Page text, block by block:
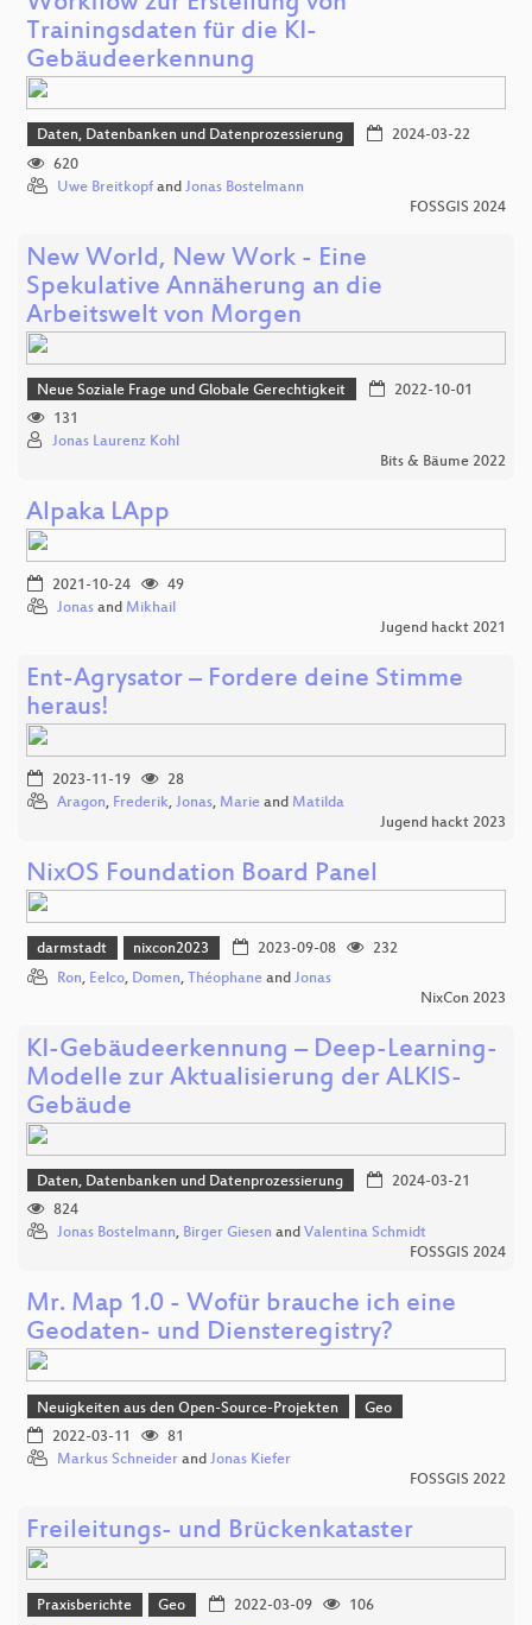
Trainingsdaten für die KI-
Gebäudeerkennung
Daten, Datenbanken und Datenprozessierung
2024-03-22
620
Uwe Breitkopf and Jonas Bostelmann
FOSSGIS 2024
New World, New Work - Eine
Spekulative Annäherung an die
Arbeitswelt von Morgen
Neue Soziale Frage und Globale Gerechtigkeit
2022-10-01
131
Jonas Laurenz Kohl
Bits & Bäume 2022
Alpaka LApp
2021-10-24
49
Jonas and Mikhail
Jugend hackt 2021
Ent-Agrysator – Fordere deine Stimme
heraus!
2023-11-19
28
Aragon, Frederik, Jonas, Marie and Matilda
Jugend hackt 2023
NixOS Foundation Board Panel
darmstadt nixcon2023 2023-09-08
232
Ron, Eelco, Domen, Théophane and Jonas
NixCon 2023
KI-Gebäudeerkennung – Deep-Learning-
Modelle zur Aktualisierung der ALKIS-
Gebäude
Daten, Datenbanken und Datenprozessierung
2024-03-21
824
Jonas Bostelmann, Birger Giesen and Valentina Schmidt
FOSSGIS 2024
Mr. Map 1.0 - Wofür brauche ich eine
Geodaten- und Diensteregistry?
Neuigkeiten aus den Open-Source-Projekten
Geo
2022-03-11
81
Markus Schneider and Jonas Kiefer
FOSSGIS 2022
Freileitungs- und Brückenkataster
Praxisberichte Geo 2022-03-09
106